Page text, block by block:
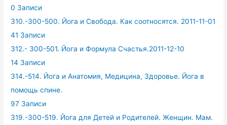
0 Записи
310.-300-500. Йога и Свобода. Как соотносятся. 2011-11-01
41 Записи
312.- 300-501. Йога и Формула Счастья.2011-12-10
14 Записи
314.-514. Йога и Анатомия, Медицина, Здоровье. Йога в
помощь спине.
97 Записи
319.-300-519. Йога для Детей и Родителей. Женщин. Мам.